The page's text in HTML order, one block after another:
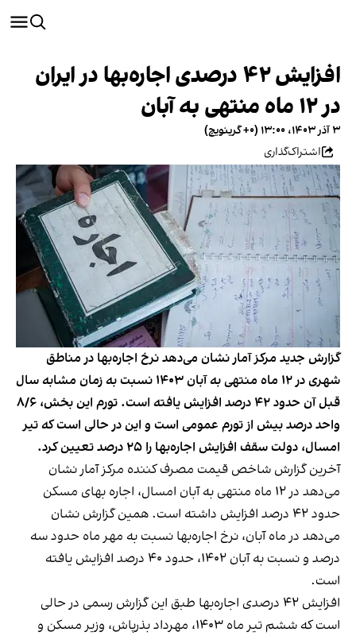
افزایش ۴۲ درصدی اجاره‌بها در ایران
در ۱۲ ماه منتهی به آبان
۳ آذر ۱۴۰۳، ۱۳:۰۰ (‎+۰ گرینویچ)
اشتراک‌گذاری
گزارش جدید مرکز آمار نشان می‌دهد نرخ اجاره‌بها در مناطق
شهری در ۱۲ ماه منتهی به آبان ۱۴۰۳ نسبت به زمان مشابه سال
قبل آن حدود ۴۲ درصد افزایش یافته است. تورم این بخش، ۸/۶
واحد درصد بیش از تورم عمومی است و این در حالی است که تیر
امسال، دولت سقف افزایش اجاره‌بها را ۲۵ درصد تعیین کرد.
آخرین گزارش شاخص قیمت مصرف کننده مرکز آمار نشان
می‌دهد در ۱۲ ماه منتهی به آبان‌ امسال، اجاره بهای مسکن
حدود ۴۲ درصد افزایش داشته است. همین گزارش نشان
می‌دهد در ماه آبان، نرخ اجاره‌بها نسبت به مهر ماه حدود سه
درصد و نسبت به آبان ۱۴۰۲، حدود ۴۰ درصد افزایش یافته
است.
افزایش ۴۲ درصدی اجاره‌بها طبق این گزارش رسمی در حالی
است که ششم تیر ماه ۱۴۰۳، مهرداد بذرپاش، وزیر مسکن و